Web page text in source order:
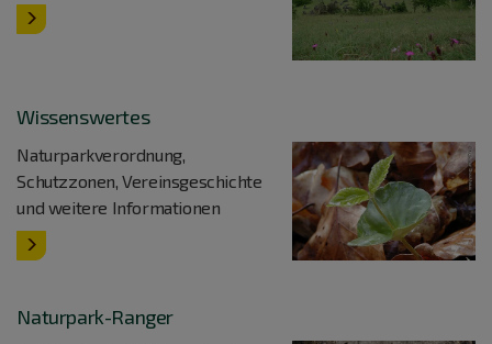
Wissenswertes
Naturparkverordnung,
Schutzzonen, Vereinsgeschichte
und weitere Informationen
Naturpark-Ranger